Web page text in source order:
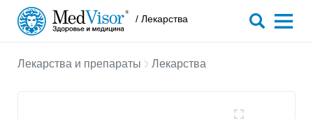
/ Лекарства
Лекарства и препараты Лекарства